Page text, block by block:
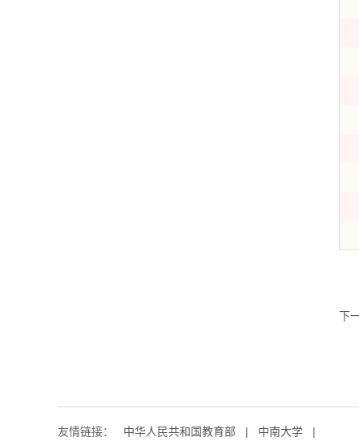
下
友情链接： 中华人民共和国教育部 | 中南大学 |